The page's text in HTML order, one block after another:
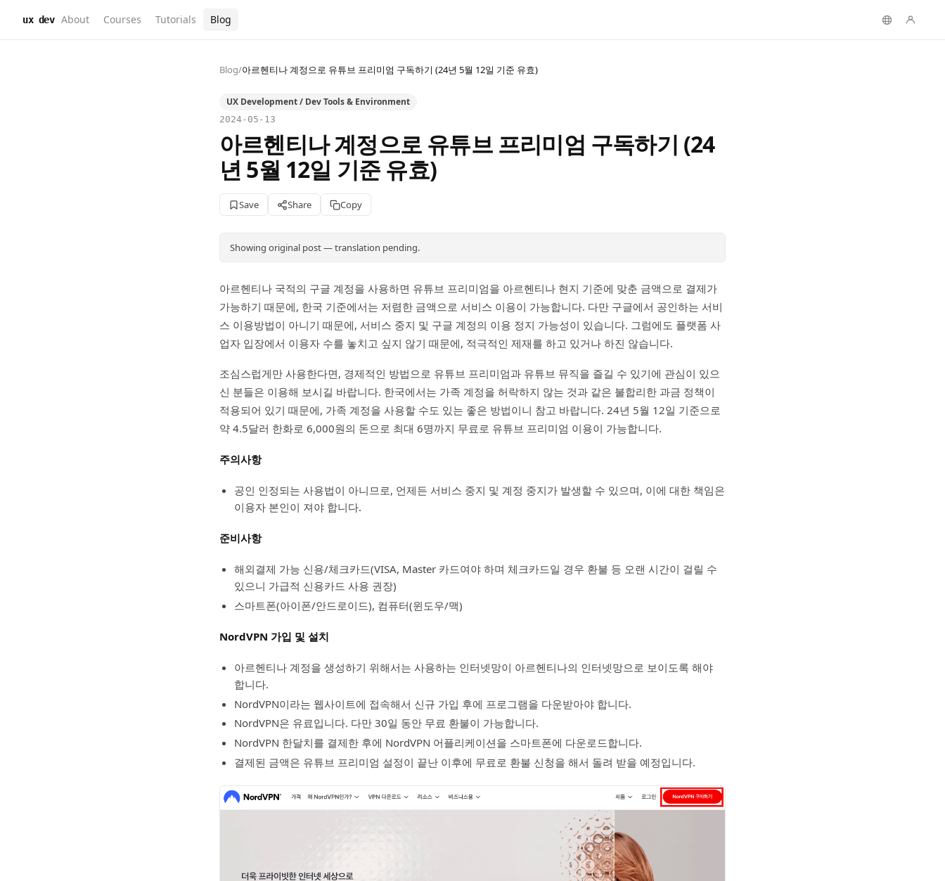
ux dev About Courses Tutorials Blog
Blog/아르헨티나 계정으로 유튜브 프리미엄 구독하기 (24년 5월 12일 기준 유효)
UX Development / Dev Tools & Environment
2024-05-13
아르헨티나 계정으로 유튜브 프리미엄 구독하기 (24
년 5월 12일 기준 유효)
Save Share Copy
Showing original post — translation pending.
아르헨티나 국적의 구글 계정을 사용하면 유튜브 프리미엄을 아르헨티나 현지 기준에 맞춘 금액으로 결제가
가능하기 때문에, 한국 기준에서는 저렴한 금액으로 서비스 이용이 가능합니다. 다만 구글에서 공인하는 서비
스 이용방법이 아니기 때문에, 서비스 중지 및 구글 계정의 이용 정지 가능성이 있습니다. 그럼에도 플랫폼 사
업자 입장에서 이용자 수를 놓치고 싶지 않기 때문에, 적극적인 제재를 하고 있거나 하진 않습니다.
조심스럽게만 사용한다면, 경제적인 방법으로 유튜브 프리미엄과 유튜브 뮤직을 즐길 수 있기에 관심이 있으
신 분들은 이용해 보시길 바랍니다. 한국에서는 가족 계정을 허락하지 않는 것과 같은 불합리한 과금 정책이
적용되어 있기 때문에, 가족 계정을 사용할 수도 있는 좋은 방법이니 참고 바랍니다. 24년 5월 12일 기준으로
약 4.5달러 한화로 6,000원의 돈으로 최대 6명까지 무료로 유튜브 프리미엄 이용이 가능합니다.
주의사항
공인 인정되는 사용법이 아니므로, 언제든 서비스 중지 및 계정 중지가 발생할 수 있으며, 이에 대한 책임은
이용자 본인이 져야 합니다.
준비사항
해외결제 가능 신용/체크카드(VISA, Master 카드여야 하며 체크카드일 경우 환불 등 오랜 시간이 걸릴 수
있으니 가급적 신용카드 사용 권장)
스마트폰(아이폰/안드로이드), 컴퓨터(윈도우/맥)
NordVPN 가입 및 설치
아르헨티나 계정을 생성하기 위해서는 사용하는 인터넷망이 아르헨티나의 인터넷망으로 보이도록 해야
합니다.
NordVPN이라는 웹사이트에 접속해서 신규 가입 후에 프로그램을 다운받아야 합니다.
NordVPN은 유료입니다. 다만 30일 동안 무료 환불이 가능합니다.
NordVPN 한달치를 결제한 후에 NordVPN 어플리케이션을 스마트폰에 다운로드합니다.
결제된 금액은 유튜브 프리미엄 설정이 끝난 이후에 무료로 환불 신청을 해서 돌려 받을 예정입니다.